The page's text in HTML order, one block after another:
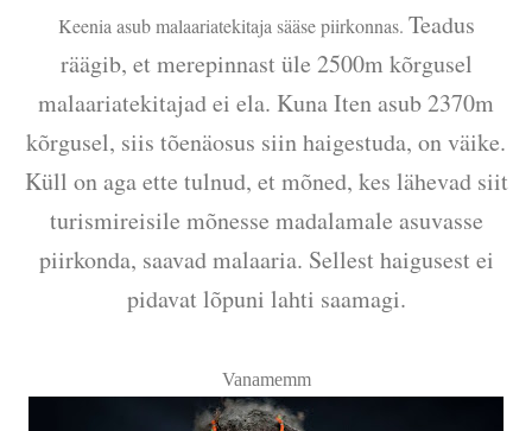
Keenia asub malaariatekitaja sääse piirkonnas. Teadus
räägib, et merepinnast üle 2500m kõrgusel
malaariatekitajad ei ela. Kuna Iten asub 2370m
kõrgusel, siis tõenäosus siin haigestuda, on väike.
Küll on aga ette tulnud, et mõned, kes lähevad siit
turismireisile mõnesse madalamale asuvasse
piirkonda, saavad malaaria. Sellest haigusest ei
pidavat lõpuni lahti saamagi.
Vanamemm